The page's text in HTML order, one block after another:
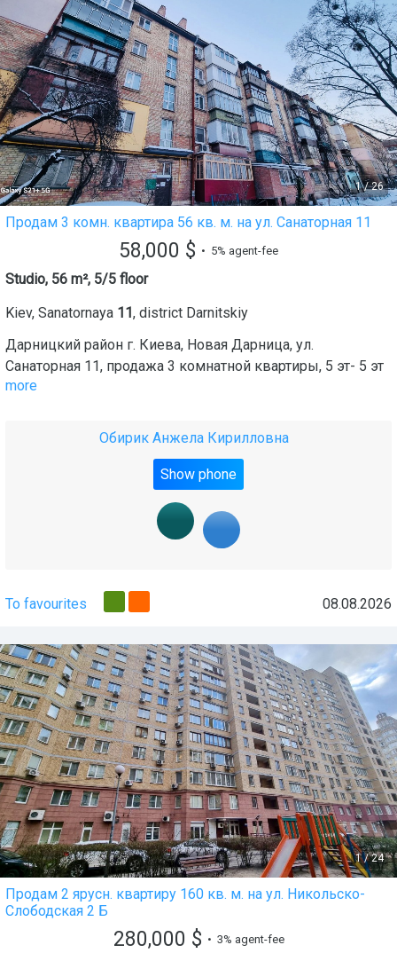
1/26
Продам 3 комн. квартира 56 кв. м. на ул. Санаторная 11
58,000 $ • 5% agent-fee
Studio, 56 m², 5/5 floor
Kiev, Sanatornaya 11, district Darnitskiy
Дарницкий район г. Киева, Новая Дарница, ул.
Санаторная 11, продажа 3 комнатной квартиры, 5 эт- 5 эт
more
Обирик Анжела Кирилловна
Show phone
To favourites 08.08.2026
1/24
Продам 2 ярусн. квартиру 160 кв. м. на ул. Никольско-
Слободская 2 Б
280,000 $ • 3% agent-fee